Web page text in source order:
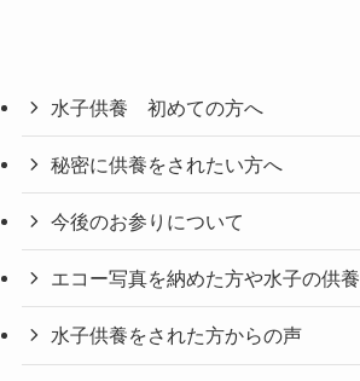
水子供養 初めての方へ
秘密に供養をされたい方へ
今後のお参りについて
エコー写真を納めた方や水子の供養
水子供養をされた方からの声